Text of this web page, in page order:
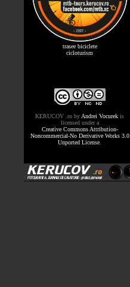
trasee biciclete
cicloturism
KERUCOV .ro by Andrei Vocurek is
licensed under a
Creative Commons Attribution-
Noncommercial-No Derivative Works 3.0
Unported License